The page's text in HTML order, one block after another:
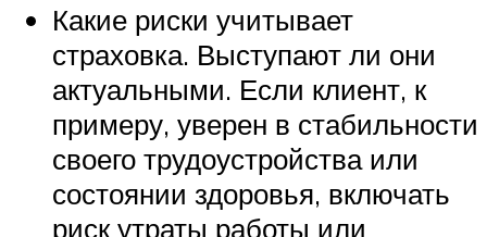
Какие риски учитывает
страховка. Выступают ли они
актуальными. Если клиент, к
примеру, уверен в стабильности
своего трудоустройства или
состоянии здоровья, включать
риск утраты работы или